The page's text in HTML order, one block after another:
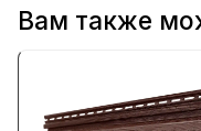
Вам также